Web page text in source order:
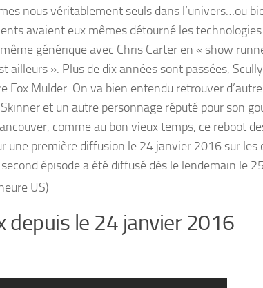
nous véritablement seuls dans l’univers…ou
avaient eux mêmes détourné les
générique avec Chris Carter en « show
ailleurs ». Plus de dix années sont passées,
Fox Mulder. On va bien entendu retrouver
et un autre personnage réputé pour son
comme au bon vieux temps, ce reboot
une première diffusion le 24 janvier 2016 sur
épisode a été diffusé dès le lendemain le
US)
depuis le 24 janvier 2016